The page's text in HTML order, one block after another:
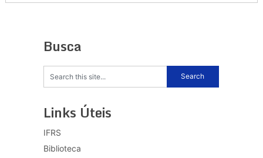
Busca
Links Úteis
IFRS
Biblioteca